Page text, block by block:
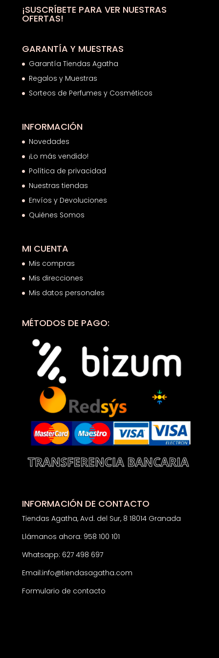
¡SUSCRÍBETE PARA VER NUESTRAS
OFERTAS!
GARANTÍA Y MUESTRAS
Garantía Tiendas Agatha
Regalos y Muestras
Sorteos de Perfumes y Cosméticos
INFORMACIÓN
Novedades
¡Lo más vendido!
Política de privacidad
Nuestras tiendas
Envíos y Devoluciones
Quiénes Somos
MI CUENTA
Mis compras
Mis direcciones
Mis datos personales
MÉTODOS DE PAGO:
INFORMACIÓN DE CONTACTO
Tiendas Agatha, Avd. del Sur, 8 18014 Granada
Llámanos ahora: 958 100 101
Whatsapp: 627 498 697
Email:info@tiendasagatha.com
Formulario de contacto